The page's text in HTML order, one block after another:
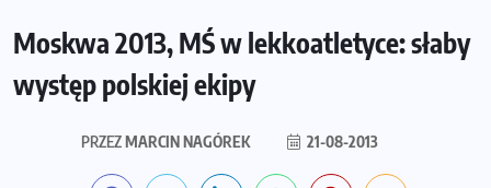
Moskwa 2013, MŚ w lekkoatletyce: słaby
występ polskiej ekipy
PRZEZMARCIN NAGÓREK 21-08-2013